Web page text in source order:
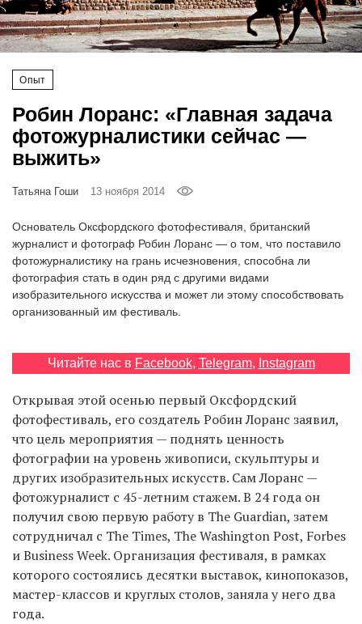
EN
UA
Опыт
Робин Лоранс: «Главная задача
фотожурналистики сейчас —
выжить»
Татьяна Гоши 13 ноября 2014
Основатель Оксфордского фотофестиваля, британский
журналист и фотограф Робин Лоранс — о том, что поставило
фотожурналистику на грань исчезновения, способна ли
фотография стать в один ряд с другими видами
изобразительного искусства и может ли этому способствовать
организованный им фестиваль.
Читайте нас в Facebook, Telegram, Instagram
Открывая этой осенью первый Оксфордский
фотофестиваль, его создатель Робин Лоранс заявил,
что цель мероприятия — поднять ценность
фотографии на уровень живописи, скульптуры и
других изобразительных искусств. Сам Лоранс —
фотожурналист с 45-летним стажем. В 24 года он
получил свою первую работу в The Guardian, затем
сотрудничал с The Times, The Washington Post, Forbes
и Business Week. Организация фестиваля, в рамках
которого состоялись десятки выставок, кинопоказов,
мастер-классов и круглых столов, заняла у него два
года.